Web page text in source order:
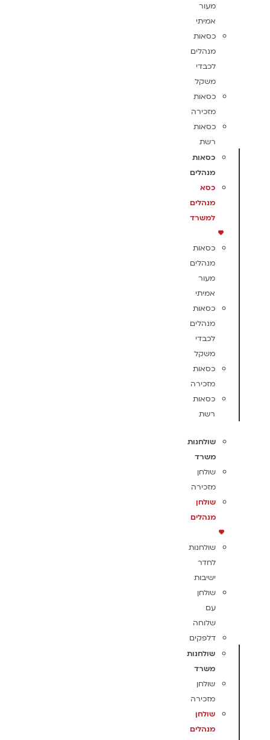
מעור
אמיתי
כסאות
מנהלים
לכבדי
משקל
כסאות
מזכירה
כסאות
רשת
כסאות
מנהלים
כסא
מנהלים
למשרד
כסאות
מנהלים
מעור
אמיתי
כסאות
מנהלים
לכבדי
משקל
כסאות
מזכירה
כסאות
רשת
שולחנות
משרד
שולחן
מזכירה
שולחן
מנהלים
שולחנות
לחדר
ישיבות
שולחן
עם
שלוחה
דלפקים
שולחנות
משרד
שולחן
מזכירה
שולחן
מנהלים